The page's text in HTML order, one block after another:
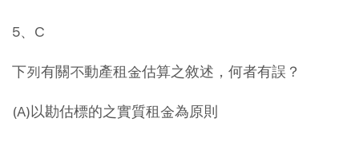
5、C
下列有關不動產租金估算之敘述，何者有誤？
(A)以勘估標的之實質租金為原則